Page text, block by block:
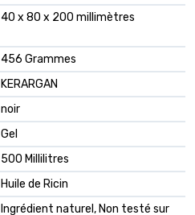
‎40 x 80 x 200 millimètres
‎456 Grammes
‎KERARGAN
‎noir
‎Gel
‎500 Millilitres
‎Huile de Ricin
‎Ingrédient naturel, Non testé sur